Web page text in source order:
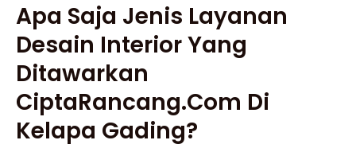
Apa Saja Jenis Layanan
Desain Interior Yang
Ditawarkan
CiptaRancang.com Di
Kelapa Gading?